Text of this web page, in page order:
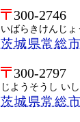
300-2746
いばらきけんじょ
茨城県常総
300-2797
じようそうし い
茨城県常総